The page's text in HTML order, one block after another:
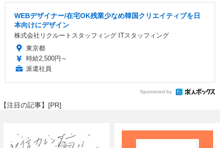
WEBデザイナー/在宅OK残業少なめ韓国クリエイティブを日
本向けにデザイン
株式会社リクルートスタッフィング ITスタッフィング
東京都
時給2,500円～
派遣社員
Sponsored by
【注目の記事】[PR]